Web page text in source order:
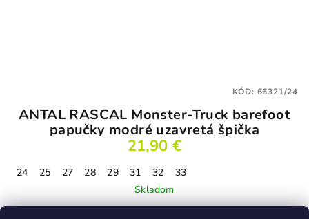
ANTAL RASCAL Monster-Truck barefoot
papučky modré uzavretá špička
21,90 €
24 25 27 28 29 31 32
33
Skladom
KÓD: 66321/24